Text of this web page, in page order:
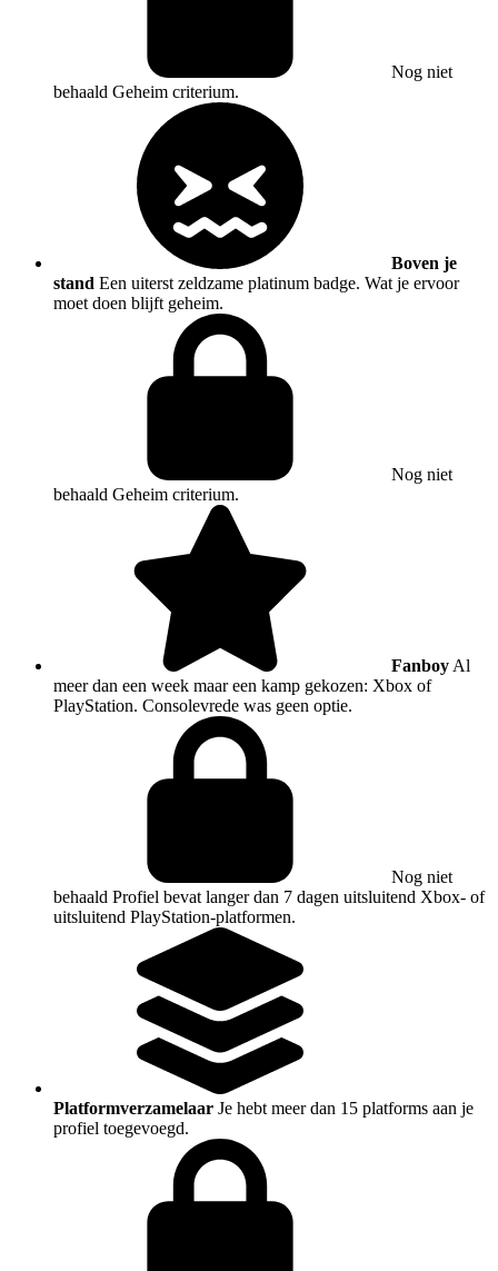
Nog niet
behaald Geheim criterium.
Boven je
stand Een uiterst zeldzame platinum badge. Wat je ervoor
moet doen blijft geheim.
Nog niet
behaald Geheim criterium.
Fanboy Al
meer dan een week maar een kamp gekozen: Xbox of
PlayStation. Consolevrede was geen optie.
Nog niet
behaald Profiel bevat langer dan 7 dagen uitsluitend Xbox- of
uitsluitend PlayStation-platformen.
Platformverzamelaar Je hebt meer dan 15 platforms aan je
profiel toegevoegd.